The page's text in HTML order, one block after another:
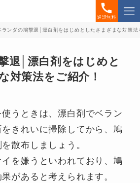
通話無料
ランダの鳩撃退│漂白剤をはじめとしたさまざまな対策法
退│漂白剤をはじめと
対策法をご紹介！
うときは、漂白剤でベラン
きれいに掃除してから、鳩
散布しましょう。
を嫌うといわれており、鳩
があると考えられます。